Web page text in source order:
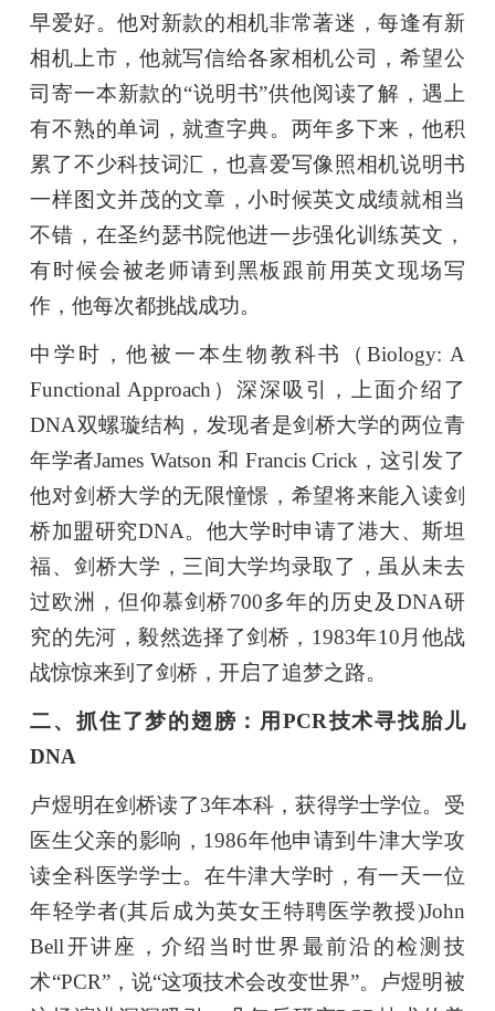
早爱好。他对新款的相机非常著迷，每逢有新
相机上市，他就写信给各家相机公司，希望公
司寄一本新款的“说明书”供他阅读了解，遇上
有不熟的单词，就查字典。两年多下来，他积
累了不少科技词汇，也喜爱写像照相机说明书
一样图文并茂的文章，小时候英文成绩就相当
不错，在圣约瑟书院他进一步强化训练英文，
有时候会被老师请到黑板跟前用英文现场写
作，他每次都挑战成功。
中学时，他被一本生物教科书（Biology: A
Functional Approach）深深吸引，上面介绍了
DNA双螺璇结构，发现者是剑桥大学的两位青
年学者James Watson 和 Francis Crick，这引发了
他对剑桥大学的无限憧憬，希望将来能入读剑
桥加盟研究DNA。他大学时申请了港大、斯坦
福、剑桥大学，三间大学均录取了，虽从未去
过欧洲，但仰慕剑桥700多年的历史及DNA研
究的先河，毅然选择了剑桥，1983年10月他战
战惊惊来到了剑桥，开启了追梦之路。
二、抓住了梦的翅膀：用PCR技术寻找胎儿
DNA
卢煜明在剑桥读了3年本科，获得学士学位。受
医生父亲的影响，1986年他申请到牛津大学攻
读全科医学学士。在牛津大学时，有一天一位
年轻学者(其后成为英女王特聘医学教授)John
Bell开讲座，介绍当时世界最前沿的检测技
术“PCR”，说“这项技术会改变世界”。卢煜明被